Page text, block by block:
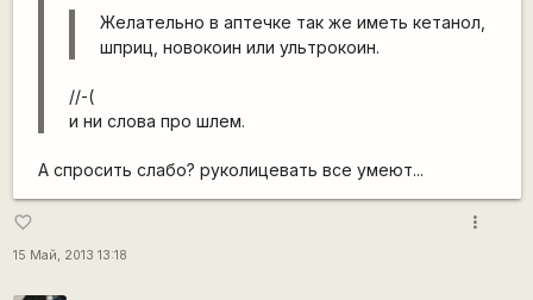
Желательно в аптечке так же иметь кетанол,
шприц, новокоин или ультрокоин.
//-(
и ни слова про шлем.
А спросить слабо? руколицевать все умеют...
favorite_border
15 Май, 2013 13:18
more_vert